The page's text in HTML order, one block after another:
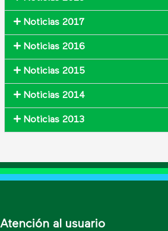
Noticias 2017
Noticias 2016
Noticias 2015
Noticias 2014
Noticias 2013
Atención al usuario